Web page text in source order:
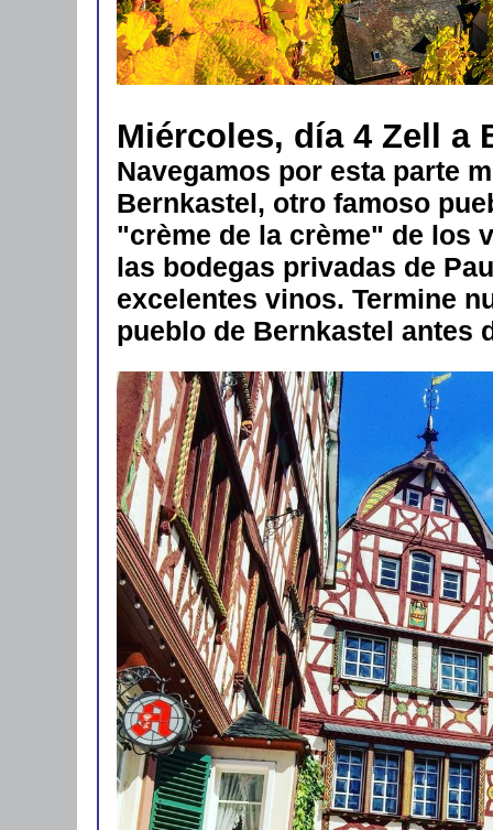
Miércoles, día 4 Zell a
Navegamos por esta parte
Bernkastel, otro famoso
"crème de la crème" de los
las bodegas privadas de
excelentes vinos. Termine
pueblo de Bernkastel antes